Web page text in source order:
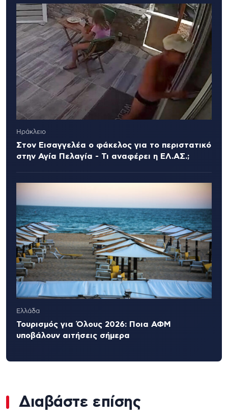
Ηράκλειο
Στον Εισαγγελέα ο φάκελος για το περιστατικό
στην Αγία Πελαγία - Τι αναφέρει η ΕΛ.ΑΣ.;
Ελλάδα
Τουρισμός για Όλους 2026: Ποια ΑΦΜ
υποβάλουν αιτήσεις σήμερα
Διαβάστε επίσης